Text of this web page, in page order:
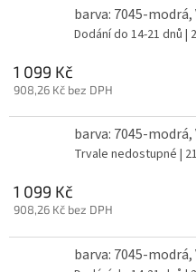
barva: 7045-
Dodání do 14-21 dnů |
1 099 Kč
908,26 Kč bez DPH
barva: 7045-
Trvale nedostupné |
1 099 Kč
908,26 Kč bez DPH
barva: 7045-modrá,